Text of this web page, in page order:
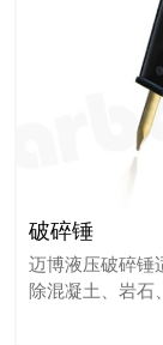
破碎锤
迈博液压破碎锤
除混凝土、岩石